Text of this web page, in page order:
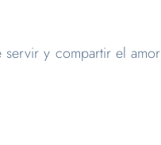
servir y compartir el amor